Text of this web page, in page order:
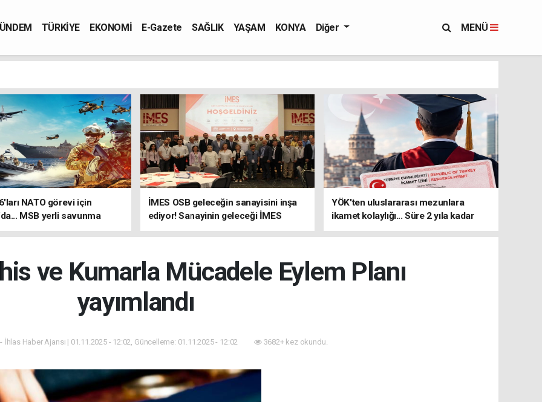
TÜRKİYE EKONOMİ E-Gazete SAĞLIK YAŞAM KONYA Diğer MENÜ
NATO görevi için
MSB yerli savunma
güçleniyor
İMES OSB geleceğin sanayisini inşa
ediyor! Sanayinin geleceği İMES
OSB'de konuşuldu
YÖK'ten uluslararası mezunlara
ikamet kolaylığı... Süre 2 yıla kadar
uzatılabilecek
ve Kumarla Mücadele Eylem Planı
yayımlandı
İhlas Haber Ajansı | 01.11.2025 - 12:02, Güncelleme: 01.11.2025 - 12:02 3682+ kez okundu.